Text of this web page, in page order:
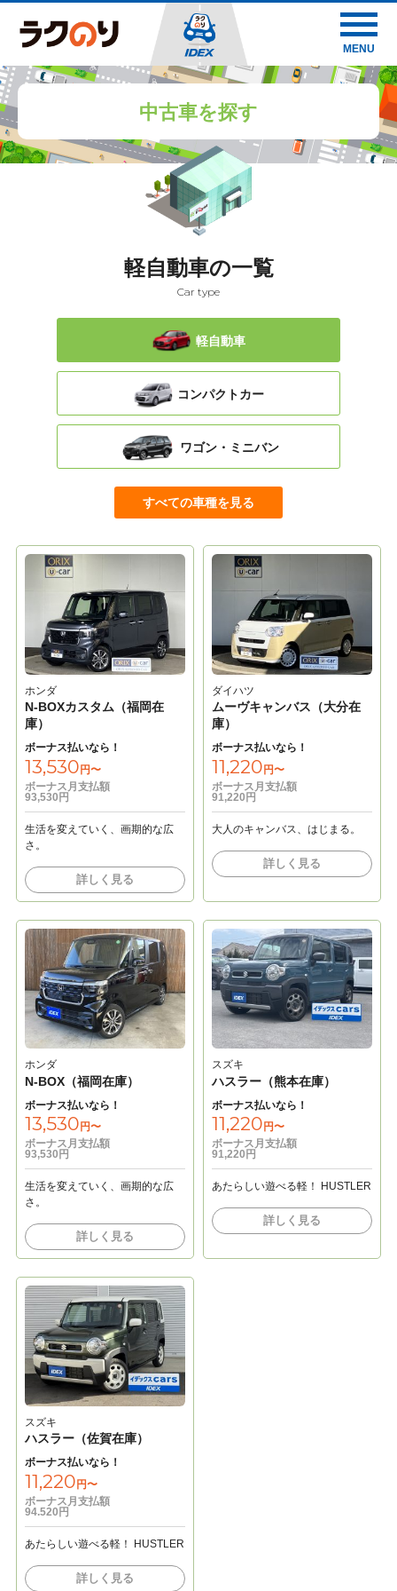
MENU
中古車を探す
軽自動車の一覧
Car type
軽自動車
コンパクトカー
ワゴン・ミニバン
すべての車種を見る
ホンダ
N-BOXカスタム（福岡在
庫）
ボーナス払いなら！
13,530円〜
ボーナス月支払額
93,530円
生活を変えていく、画期的な広
さ。
詳しく見る
ダイハツ
ムーヴキャンバス（大分在
庫）
ボーナス払いなら！
11,220円〜
ボーナス月支払額
91,220円
大人のキャンバス、はじまる。
詳しく見る
ホンダ
N-BOX（福岡在庫）
ボーナス払いなら！
13,530 円〜
ボーナス月支払額
93,530円
生活を変えていく、画期的な広
さ。
詳しく見る
スズキ
ハスラー（熊本在庫）
ボーナス払いなら！
11,220 円〜
ボーナス月支払額
91,220円
あたらしい遊べる軽！ HUSTLER
詳しく見る
スズキ
ハスラー（佐賀在庫）
ボーナス払いなら！
11,220円〜
ボーナス月支払額
94.520円
あたらしい遊べる軽！ HUSTLER
詳しく見る